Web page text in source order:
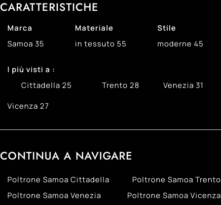
CARATTERISTICHE
Marca
Samoa 35
Materiale
in tessuto 55
Stile
moderne 45
I più visti a :
Cittadella 25 Trento28 Venezia 31
Vicenza 27
CONTINUA A NAVIGARE
Poltrone Samoa Cittadella
Poltrone Samoa Trento
Poltrone Samoa Venezia
Poltrone Samoa Vicenza